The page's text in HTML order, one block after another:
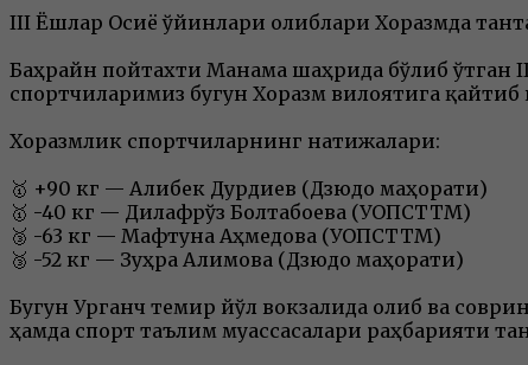
III Ёшлар Осиё ўйинлари ғолиблари Хоразмда
Баҳрайн пойтахти Манама шаҳрида бўлиб
спортчиларимиз бугун Хоразм вилоятига
Хоразмлик спортчиларнинг натижалари:
🥇 +90 кг — Алибек Дурдиев (Дзюдо маҳорати)
🥇 -40 кг — Дилафрўз Болтабоева (УОПСТТМ)
🥉 -63 кг — Мафтуна Аҳмедова (УОПСТТМ)
🥉 -52 кг — Зуҳра Алимова (Дзюдо маҳорати)
Бугун Урганч темир йўл вокзалида ғолиб ва
ҳамда спорт таълим муассасалари раҳбарияти